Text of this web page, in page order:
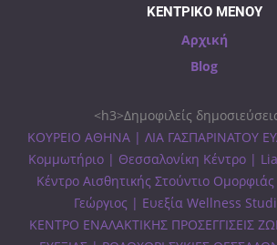
ΚΕΝΤΡΙΚΟ ΜΕΝΟΥ
Αρχική
Blog
<h3>Δημοφιλείς
ΚΟΥΡΕΙΟ ΑΘΗΝΑ | ΛΙΑ ΓΑΣΠΑΡΙΝΑΤΟΥ
Κομμωτήριο | Θεσσαλονίκη Κέντρο |
Κέντρο Αισθητικής Στούντιο
Γεώργιος | Ευεξία Wellness
ΚΕΝΤΡΟ ΕΝΑΛΑΚΤΙΚΗΣ ΠΡΟΣΕΓΓΙΣΕΙΣ